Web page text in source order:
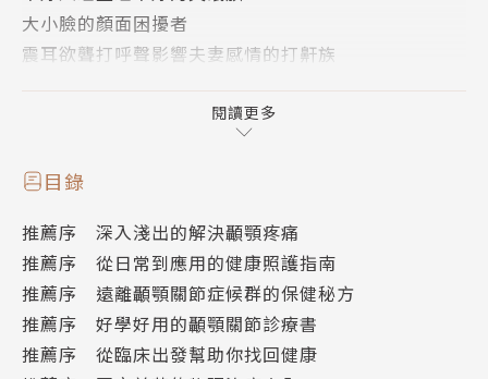
大小臉的顏面困擾者
震耳欲聾打呼聲影響夫妻感情的打鼾族
這些可能都是顳顎關節障礙
這一本書教你對症診療
本書將破解顳顎關節的10大困擾和迷思，從無法適度
張口、咀嚼困難、張口下巴疼痛、咬合為正常位置的困
擾、臉部肌肉痠痛、耳鳴、聽力障礙、頭痛、頭暈、肩
頸背疼痛……等。
閱讀更多
目錄
推薦序 深入淺出的解決顳顎疼痛
推薦序 從日常到應用的健康照護指南
推薦序 遠離顳顎關節症候群的保健秘方
推薦序 好學好用的顳顎關節診療書
推薦序 從臨床出發幫助你找回健康